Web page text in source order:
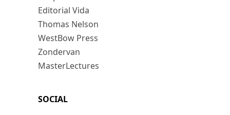
Editorial Vida
Thomas Nelson
WestBow Press
Zondervan
MasterLectures
SOCIAL